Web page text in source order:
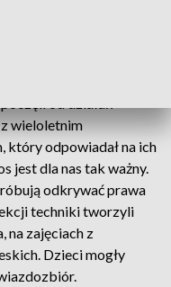
wieloletnim
który odpowiadał na ich
jest dla nas tak ważny.
odkrywać prawa
techniki tworzyli
na zajęciach z
Dzieci mogły